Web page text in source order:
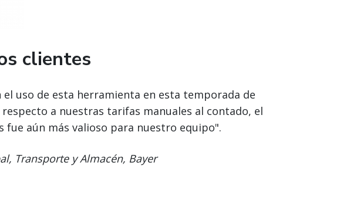
clientes
uso de esta herramienta en esta temporada de
a nuestras tarifas manuales al contado, el
aún más valioso para nuestro equipo".
Transporte y Almacén, Bayer